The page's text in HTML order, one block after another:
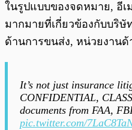
ในรูปแบบของจดหมาย, อีเ
มากมายที่เกี่ยวข้องกับบริ
ด้านการขนส่ง, หน่วยงาน
It’s not just insurance
CONFIDENTIAL,
documents from FAA,
pic.twitter.com/